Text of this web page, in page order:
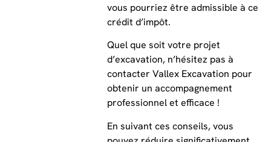
vous pourriez être admissible à ce
crédit d’impôt.
Quel que soit votre projet
d’excavation, n’hésitez pas à
contacter Vallex Excavation pour
obtenir un accompagnement
professionnel et efficace !
En suivant ces conseils, vous